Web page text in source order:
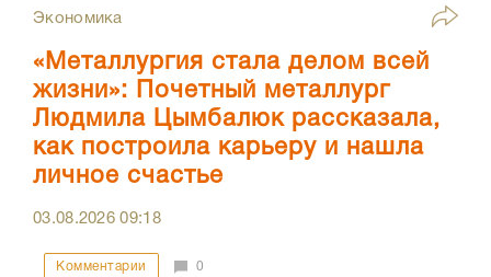
Экономика
«Металлургия стала делом всей
жизни»: Почетный металлург
Людмила Цымбалюк рассказала,
как построила карьеру и нашла
личное счастье
03.08.202609:18
Комментарии 0